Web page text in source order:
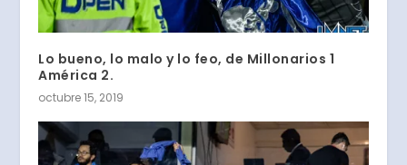
Lo bueno, lo malo y lo feo, de Millonarios 1
América 2.
octubre 15, 2019